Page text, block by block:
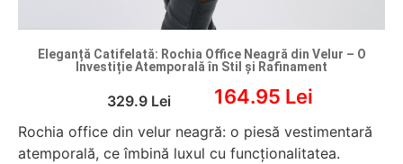
Eleganță Catifelată: Rochia Office Neagră din Velur – O
Investiție Atemporală în Stil și Rafinament
329.9 Lei 164.95 Lei
Rochia office din velur neagră: o piesă vestimentară
atemporală, ce îmbină luxul cu funcționalitatea.